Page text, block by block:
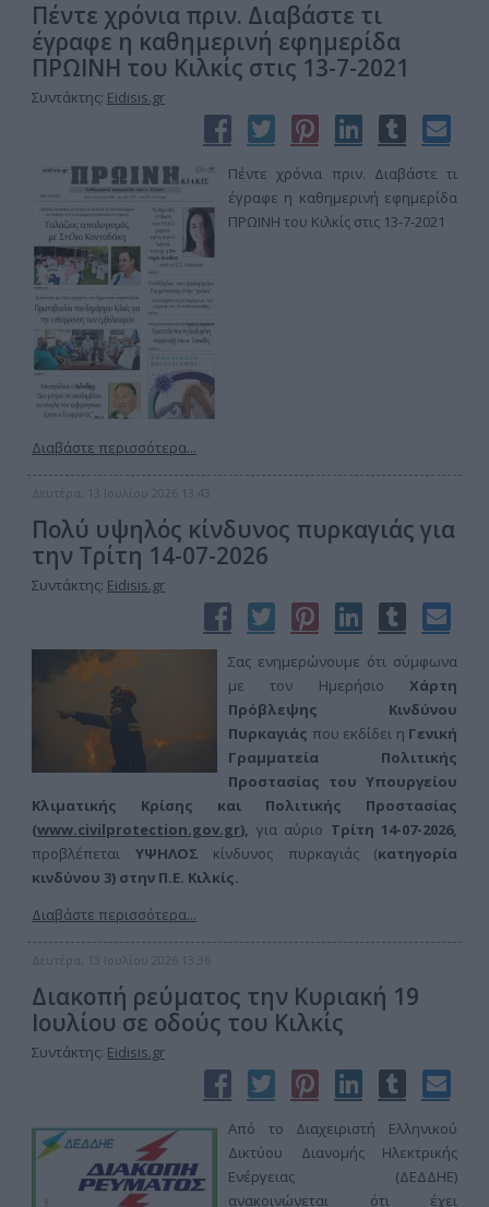
Πέντε χρόνια πριν. Διαβάστε τι
έγραφε η καθημερινή εφημερίδα
ΠΡΩΙΝΗ του Κιλκίς στις 13-7-2021
Συντάκτης: Eidisis.gr
Πέντε χρόνια πριν. Διαβάστε τι
έγραφε η καθημερινή εφημερίδα
ΠΡΩΙΝΗ του Κιλκίς στις 13-7-2021
Διαβάστε περισσότερα...
Δευτέρα, 13 Ιουλίου 2026 13:43
Πολύ υψηλός κίνδυνος πυρκαγιάς για
την Τρίτη 14-07-2026
Συντάκτης: Eidisis.gr
Σας ενημερώνουμε ότι σύμφωνα
με τον Ημερήσιο Χάρτη
Πρόβλεψης Κινδύνου
Πυρκαγιάς που εκδίδει η Γενική
Γραμματεία Πολιτικής
Προστασίας του Υπουργείου
Κλιματικής Κρίσης και Πολιτικής Προστασίας
(www.civilprotection.gov.gr), για αύριο Τρίτη 14-07-2026,
προβλέπεται ΥΨΗΛΟΣ κίνδυνος πυρκαγιάς (κατηγορία
κινδύνου 3) στην Π.Ε. Κιλκίς.
Διαβάστε περισσότερα...
Δευτέρα, 13 Ιουλίου 2026 13:36
Διακοπή ρεύματος την Κυριακή 19
Ιουλίου σε οδούς του Κιλκίς
Συντάκτης: Eidisis.gr
Από το Διαχειριστή Ελληνικού
Δικτύου Διανομής Ηλεκτρικής
Ενέργειας (ΔΕΔΔΗΕ)
ανακοινώνεται ότι έχει